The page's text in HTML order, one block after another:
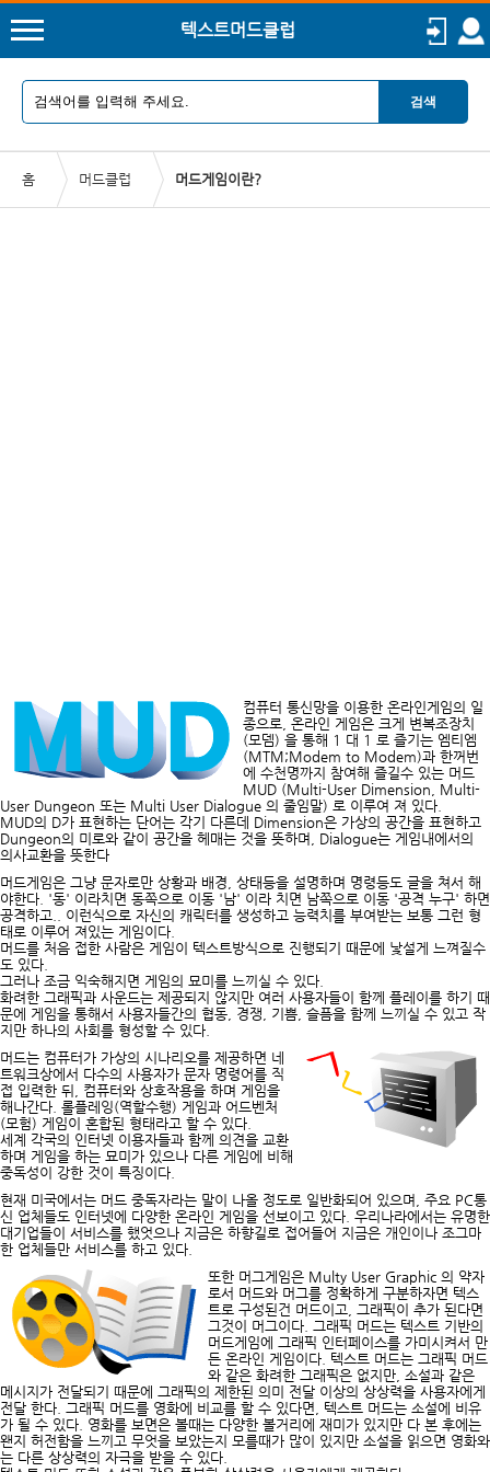
텍스트머드클럽
검색
홈 머드클럽 머드게임이란?
컴퓨터 통신망을 이용한 온라인게임의 일
종으로, 온라인 게임은 크게 변복조장치
(모뎀) 을 통해 1 대 1 로 즐기는 엠티엠
(MTM;Modem to Modem)과 한꺼번
에 수천명까지 참여해 즐길수 있는 머드
MUD (Multi-User Dimension, Multi-
User Dungeon 또는 Multi User Dialogue 의 줄임말) 로 이루여 져 있다.
MUD의 D가 표현하는 단어는 각기 다른데 Dimension은 가상의 공간을 표현하고
Dungeon의 미로와 같이 공간을 헤매는 것을 뜻하며, Dialogue는 게임내에서의
의사교환을 뜻한다
머드게임은 그냥 문자로만 상황과 배경, 상태등을 설명하며 명령등도 글을 쳐서 해
야한다. '동' 이라치면 동쪽으로 이동 '남' 이라 치면 남쪽으로 이동 '공격 누구' 하면
공격하고.. 이런식으로 자신의 캐릭터를 생성하고 능력치를 부여받는 보통 그런 형
태로 이루어 져있는 게임이다.
머드를 처음 접한 사람은 게임이 텍스트방식으로 진행되기 때문에 낯설게 느껴질수
도 있다.
그러나 조금 익숙해지면 게임의 묘미를 느끼실 수 있다.
화려한 그래픽과 사운드는 제공되지 않지만 여러 사용자들이 함께 플레이를 하기 때
문에 게임을 통해서 사용자들간의 협동, 경쟁, 기쁨, 슬픔을 함께 느끼실 수 있고 작
지만 하나의 사회를 형성할 수 있다.
머드는 컴퓨터가 가상의 시나리오를 제공하면 네
트워크상에서 다수의 사용자가 문자 명령어를 직
접 입력한 뒤, 컴퓨터와 상호작용을 하며 게임을
해나간다. 롤플레잉(역할수행) 게임과 어드벤처
(모험) 게임이 혼합된 형태라고 할 수 있다.
세계 각국의 인터넷 이용자들과 함께 의견을 교환
하며 게임을 하는 묘미가 있으나 다른 게임에 비해
중독성이 강한 것이 특징이다.
현재 미국에서는 머드 중독자라는 말이 나올 정도로 일반화되어 있으며, 주요 PC통
신 업체들도 인터넷에 다양한 온라인 게임을 선보이고 있다. 우리나라에서는 유명한
대기업들이 서비스를 했엇으나 지금은 하향길로 접어들어 지금은 개인이나 조그마
한 업체들만 서비스를 하고 있다.
또한 머그게임은 Multy User Graphic 의 약자
로서 머드와 머그를 정확하게 구분하자면 텍스
트로 구성된건 머드이고, 그래픽이 추가 된다면
그것이 머그이다. 그래픽 머드는 텍스트 기반의
머드게임에 그래픽 인터페이스를 가미시켜서 만
든 온라인 게임이다. 텍스트 머드는 그래픽 머드
와 같은 화려한 그래픽은 없지만, 소설과 같은
메시지가 전달되기 때문에 그래픽의 제한된 의미 전달 이상의 상상력을 사용자에게
전달 한다. 그래픽 머드를 영화에 비교를 할 수 있다면, 텍스트 머드는 소설에 비유
가 될 수 있다. 영화를 보면은 볼때는 다양한 볼거리에 재미가 있지만 다 본 후에는
왠지 허전함을 느끼고 무엇을 보았는지 모를때가 많이 있지만 소설을 읽으면 영화와
는 다른 상상력의 자극을 받을 수 있다.